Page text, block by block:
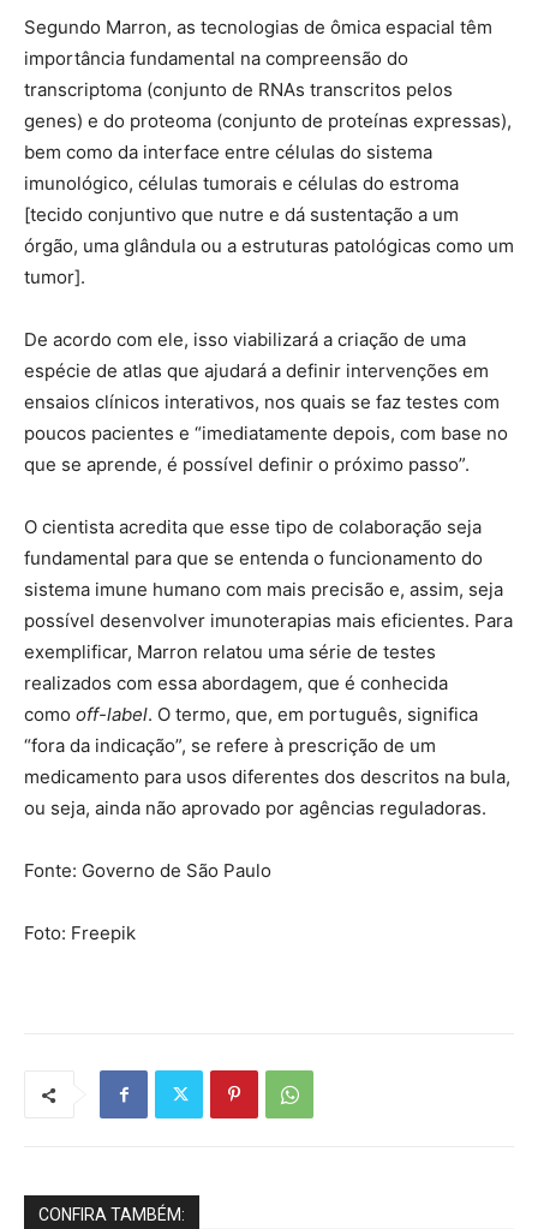
Segundo Marron, as tecnologias de ômica espacial têm
importância fundamental na compreensão do
transcriptoma (conjunto de RNAs transcritos pelos
genes) e do proteoma (conjunto de proteínas expressas),
bem como da interface entre células do sistema
imunológico, células tumorais e células do estroma
[tecido conjuntivo que nutre e dá sustentação a um
órgão, uma glândula ou a estruturas patológicas como um
tumor].
De acordo com ele, isso viabilizará a criação de uma
espécie de atlas que ajudará a definir intervenções em
ensaios clínicos interativos, nos quais se faz testes com
poucos pacientes e “imediatamente depois, com base no
que se aprende, é possível definir o próximo passo”.
O cientista acredita que esse tipo de colaboração seja
fundamental para que se entenda o funcionamento do
sistema imune humano com mais precisão e, assim, seja
possível desenvolver imunoterapias mais eficientes. Para
exemplificar, Marron relatou uma série de testes
realizados com essa abordagem, que é conhecida
como off-label. O termo, que, em português, significa
“fora da indicação”, se refere à prescrição de um
medicamento para usos diferentes dos descritos na bula,
ou seja, ainda não aprovado por agências reguladoras.
Fonte: Governo de São Paulo
Foto: Freepik
CONFIRA TAMBÉM: